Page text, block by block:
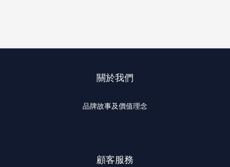
關於我們
品牌故事及價值理念
顧客服務